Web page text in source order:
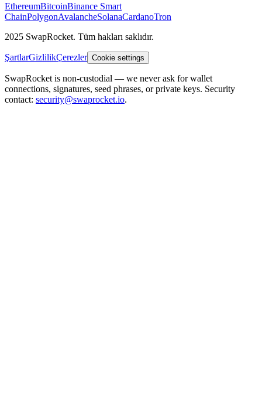
EthereumBitcoinBinance Smart
ChainPolygonAvalancheSolanaCardanoTron
2025 SwapRocket. Tüm hakları saklıdır.
ŞartlarGizlilikÇerezler Cookie settings
SwapRocket is non-custodial — we never ask for wallet
connections, signatures, seed phrases, or private keys. Security
contact: security@swaprocket.io.